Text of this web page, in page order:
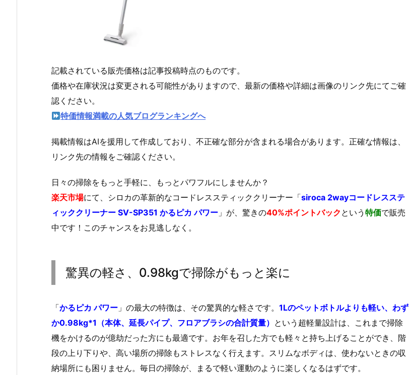
記載されている販売価格は記事投稿時点のものです。
価格や在庫状況は変更される可能性がありますので、最新の価格や詳細は画像のリンク先にてご確
認ください。
特価情報満載の人気ブログランキングへ
掲載情報はAIを援用して作成しており、不正確な部分が含まれる場合があります。正確な情報は、
リンク先の情報をご確認ください。
日々の掃除をもっと手軽に、もっとパワフルにしませんか？
楽天市場にて、シロカの革新的なコードレススティッククリーナー「siroca 2wayコードレスステ
ィッククリーナー SV-SP351 かるピカ パワー 」が、驚きの40%ポイントバック という 特価で販売
中です！このチャンスをお見逃しなく。
驚異の軽さ、0.98kgで掃除がもっと楽に
「かるピカ パワー 」の最大の特徴は、その驚異的な軽さです。 1Lのペットボトルよりも軽い、わず
か0.98kg*1（本体、延長パイプ、フロアブラシの合計質量） という超軽量設計は、これまで掃除
機をかけるのが億劫だった方にも最適です。お年を召した方でも軽々と持ち上げることができ、階
段の上り下りや、高い場所の掃除もストレスなく行えます。スリムなボディは、使わないときの収
納場所にも困りません。毎日の掃除が、まるで軽い運動のように楽しくなるはずです。